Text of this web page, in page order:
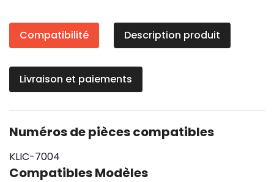
Compatibilité Description produit
Livraison et paiements
Numéros de pièces compatibles
KLIC-7004
Compatibles Modèles